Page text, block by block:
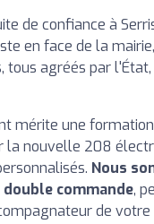
de confiance à
en face de la
agréés par
mérite une
la nouvelle 208
Nous
commande,
de votre